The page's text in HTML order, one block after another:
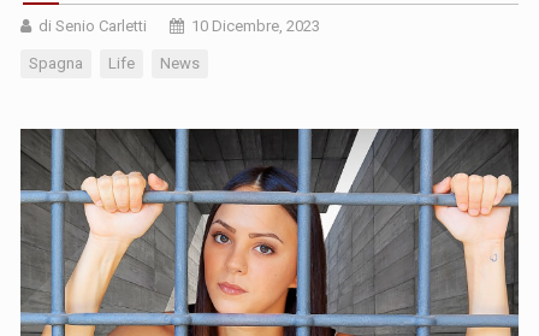
di Senio Carletti 10 Dicembre, 2023
Spagna Life News